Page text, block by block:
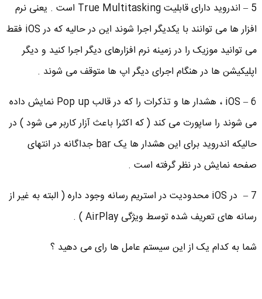
5 – اندروید دارای قابلیت True Multitasking است . یعنی نرم
افزار ها می توانند با یکدیگر اجرا شوند این در حالیه که در iOS فقط
می توانید موزیک را در زمینه نرم افزارهای دیگر اجرا کنید و دیگر
اپلیکیشن ها در هنگام اجرای دیگر اپ ها متوقف می شوند .
6 – iOS ، هشدار ها و تذکرات را که در قالب Pop up نمایش داده
می شوند را ساپورت می کند ( که اکثرا باعث آزار کاربر می شود ) در
حالیکه اندروید برای این هشدار ها یک bar جداگانه در انتهای
صفحه نمایش در نظر گرفته است .
7 – در iOS محدودیت در استریم رسانه وجود داره ( البته به غیر از
رسانه های تعریف شده توسط ویژگی AirPlay ) .
شما به کدام یک از این سیستم عامل ها رای می دهید ؟